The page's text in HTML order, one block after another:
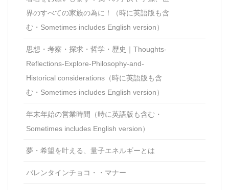
界のすべての家族の為に！（時に英語版も含
む・Sometimes includes English version）
思想・考察・探求・哲学・歴史｜Thoughts-
Reflections-Explore-Philosophy-and-
Historical considerations（時に英語版も含
む・Sometimes includes English version）
年末年始の営業時間（時に英語版も含む・
Sometimes includes English version）
夢・希望を叶える、量子エネルギーとは
バレンタインチョコ・・マナー